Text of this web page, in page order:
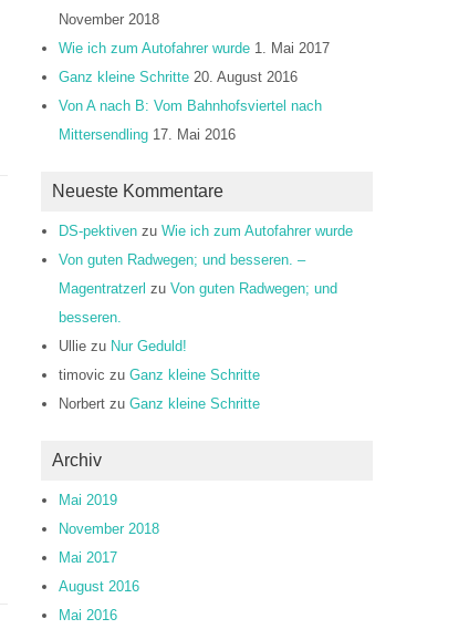
November 2018
Wie ich zum Autofahrer wurde 1. Mai 2017
Ganz kleine Schritte 20. August 2016
Von A nach B: Vom Bahnhofsviertel nach
Mittersendling 17. Mai 2016
Neueste Kommentare
DS-pektiven zu Wie ich zum Autofahrer wurde
Von guten Radwegen; und besseren. –
Magentratzerl zu Von guten Radwegen; und
besseren.
Ullie zu Nur Geduld!
timovic zu Ganz kleine Schritte
Norbert zu Ganz kleine Schritte
Archiv
Mai 2019
November 2018
Mai 2017
August 2016
Mai 2016